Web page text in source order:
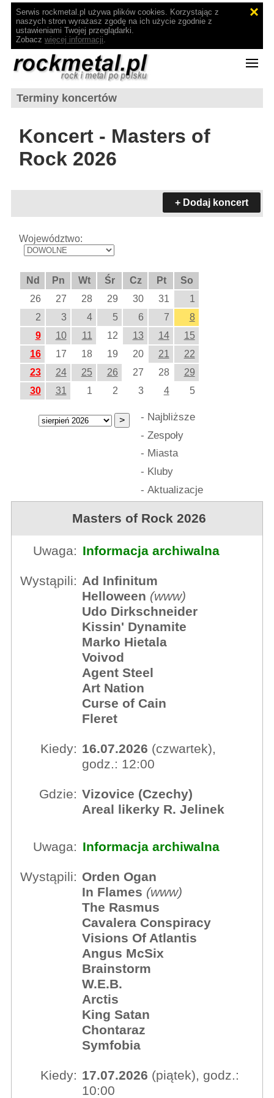
Serwis rockmetal.pl używa plików cookies. Korzystając z
naszych stron wyrażasz zgodę na ich użycie zgodnie z
ustawieniami Twojej przeglądarki.
Zobacz więcej informacji.
Terminy koncertów
Koncert - Masters of
Rock 2026
+ Dodaj koncert
Województwo:
Nd Pn Wt Śr Cz Pt
So
26
27 28 29 30 31
1
2
3 4 5 6 7
8
9
10 11 12 13 14
15
16
17 18 19 20 21
22
23
24 25 26 27 28
29
30
31 1 2 3 4 5
- Najbliższe
- Zespoły
- Miasta
- Kluby
- Aktualizacje
Masters of Rock 2026
Uwaga: Informacja archiwalna
Wystąpili: Ad Infinitum
Helloween (www)
Udo Dirkschneider
Kissin' Dynamite
Marko Hietala
Voivod
Agent Steel
Art Nation
Curse of Cain
Fleret
Kiedy: 16.07.2026 (czwartek),
godz.: 12:00
Gdzie: Vizovice (Czechy)
Areal likerky R. Jelinek
Uwaga: Informacja archiwalna
Wystąpili: Orden Ogan
In Flames (www)
The Rasmus
Cavalera Conspiracy
Visions Of Atlantis
Angus McSix
Brainstorm
W.E.B.
Arctis
King Satan
Chontaraz
Symfobia
Kiedy: 17.07.2026 (piątek), godz.:
10:00